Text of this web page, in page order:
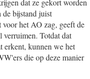
dat ze gekort worden
bijstand juist
het AO zag, geeft de
Totdat dat
erkent, kunnen we het
die op deze manier